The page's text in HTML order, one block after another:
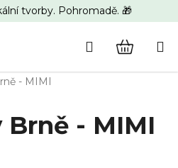
tvorby. Pohromadě. 🎁
Hledat
- MIMI
Brně - MIMI